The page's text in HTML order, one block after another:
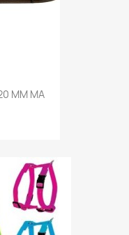
MM MA